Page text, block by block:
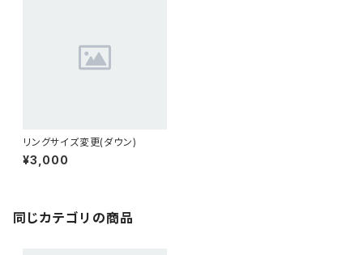
リングサイズ変更(ダウン)
¥3,000
同じカテゴリの商品